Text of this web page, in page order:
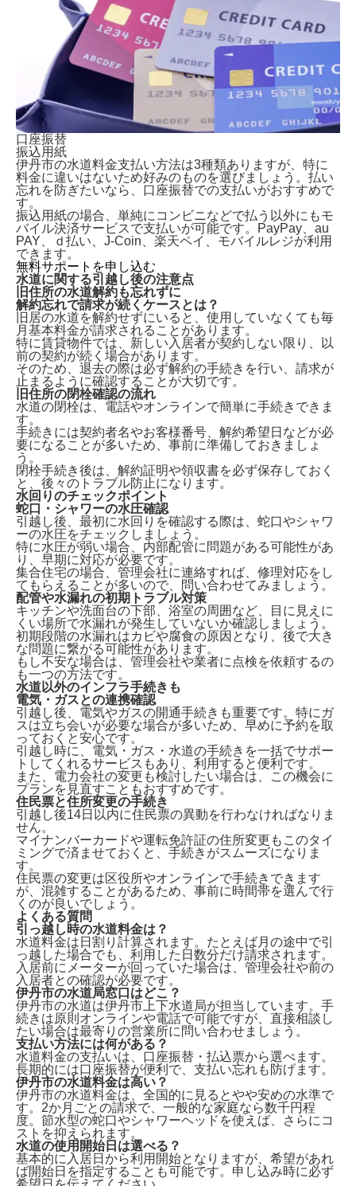
口座振替
振込用紙
伊丹市の水道料金支払い方法は3種類ありますが、特に
料金に違いはないため好みのものを選びましょう。払い
忘れを防ぎたいなら、口座振替での支払いがおすすめで
す。
振込用紙の場合、単純にコンビニなどで払う以外にもモ
バイル決済サービスで支払いが可能です。PayPay、au
PAY、ｄ払い、J-Coin、楽天ペイ、モバイルレジが利用
できます。
無料サポートを申し込む
水道に関する引越し後の注意点
旧住所の水道解約も忘れずに
解約忘れで請求が続くケースとは？
旧居の水道を解約せずにいる と、使用していなくても毎
月基本料金が請求されることがあります。
特に賃貸物件では、新しい入居者が契約しない限り、以
前の契約が続く場合があります。
そのため、退去の際は必ず解約の手続きを行い、請求が
止まるように確認することが大切です。
旧住所の閉栓確認の流れ
水道の閉栓は、 電話やオンラインで簡単に手続きできま
す。
手続きには契約者名やお客様番号、解約希望日などが必
要になることが多いため、事前に準備しておきましょ
う。
閉栓手続き後は、解約証明や領収書を必ず保存しておく
と、後々のトラブル防止になります。
水回りのチェックポイント
蛇口・シャワーの水圧確認
引越し後、最初に水回りを確認する際は、 蛇口やシャワ
ーの水圧をチェックしましょう。
特に水圧が弱い場合、内部配管に問題がある可能性があ
り、早期に対応が必要です。
集合住宅の場合、管理会社に連絡すれば、修理対応をし
てもらえることが多いので、問い合わせてみましょう。
配管や水漏れの初期トラブル対策
キッチンや洗面台の下部、浴室の周囲など、
目に見えに
くい場所で水漏れが発生していないか確認しましょう。
初期段階の水漏れはカビや腐食の原因となり、後で大き
な問題に繋がる可能性があります。
もし不安な場合は、管理会社や業者に点検を依頼するの
も一つの方法です。
水道以外のインフラ手続きも
電気・ガスとの連携確認
引越し後、電気やガスの開通手続きも重要です。特に ガ
スは立ち会いが必要な場合が多いため、早めに予約を取
っておくと安心です。
引越し時に、電気・ガス・水道の手続きを一括でサポー
トしてくれるサービスもあり、利用すると便利です。
また、電力会社の変更も検討したい場合は、この機会に
プランを見直すこともおすすめです。
住民票と住所変更の手続き
引越し後14日以内に住民票の異動を行わなければなりま
せん。
マイナンバーカードや運転免許証の住所変更もこのタイ
ミングで済ませておくと、手続きがスムーズになりま
す。
住民票の変更は区役所やオンラインで手続きできます
が、混雑することがあるため、事前に時間帯を選んで行
くのが良いでしょう。
よくある質問
引っ越し時の水道料金は？
水道料金は 日割り計算されます。たとえば月の途中で引
っ越した場合でも、利用した日数分だけ請求されます。
入居前にメーターが回っていた場合は、管理会社や前の
入居者との確認が必要です。
伊丹市の水道局窓口はどこ？
伊丹市の水道は伊丹市上下水道局が担当しています。手
続きは原則オンラインや電話で可能ですが、直接相談し
たい場合は最寄りの営業所に問い合わせましょう。
支払い方法には何がある？
水道料金の支払いは、 口座振替・払込票から選べます。
長期的には口座振替が便利で、支払い忘れも防げます。
伊丹市の水道料金は高い？
伊丹市の水道料金は、全国的に見るとやや安めの水準で
す。2か月ごとの請求で、一般的な家庭なら数千円程
度。節水型の蛇口やシャワーヘッドを使えば、さらにコ
ストを抑えられます。
水道の使用開始日は選べる？
基本的に入居日から利用開始となりますが、希望があれ
ば開始日を指定することも可能です。申し込み時に必ず